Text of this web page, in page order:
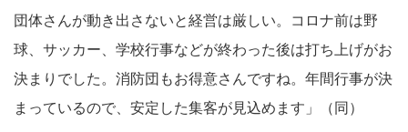
団体さんが動き出さないと経営は厳しい。コロナ前は野
球、サッカー、学校行事などが終わった後は打ち上げがお
決まりでした。消防団もお得意さんですね。年間行事が決
まっているので、安定した集客が見込めます」（同）